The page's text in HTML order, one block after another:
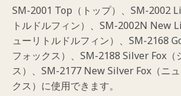
限
り
で
販
売
終
SM-2001 Top（トップ）、SM-2002
トルドルフィン）、SM-2002N New
ューリトルドルフィン）、SM-2168
フォックス）、SM-2188 Silver Fox（
ス）、SM-2177 New Silver Fox（ニ
クス）に使用できます。